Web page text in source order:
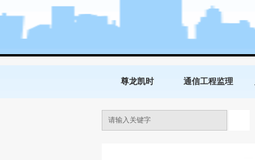
尊龙凯时 通信工程监理